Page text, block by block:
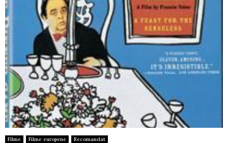
Filme Filme europene Recomandat